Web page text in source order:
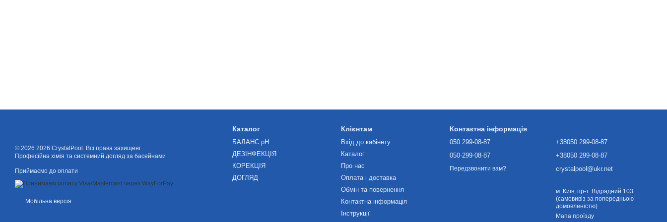
© 2026 2026 CrystalPool. Всі права захищені
Професійна хімія та системний догляд за басейнами
Приймаємо до оплати
Мобільна версія
Каталог
БАЛАНС рН
ДЕЗІНФЕКЦІЯ
КОРЕКЦІЯ
ДОГЛЯД
Клієнтам
Вхід до кабінету
Каталог
Про нас
Оплата і доставка
Обмін та повернення
Контактна інформація
Інструкції
Контактна інформація
050 299-08-87
050-299-08-87
Передзвонити вам?
+38050 299-08-87
+38050 299-08-87
crystalpool@ukr.net
м. Київ, пр-т. Відрадний 103
(самовивіз за попередньою
домовленістю)
Мапа проїзду